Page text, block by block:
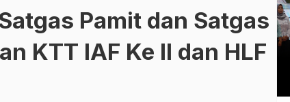
Pamit dan Satgas
KTT IAF Ke II dan HLF